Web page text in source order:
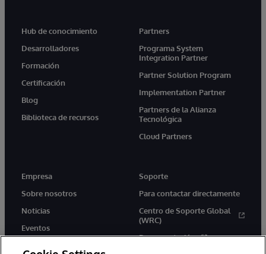
Hub de conocimiento
Desarrolladores
Formación
Certificación
Blog
Biblioteca de recursos
Partners
Programa System
Integration Partner
Partner Solution Program
Implementation Partner
Partners de la Alianza
Tecnológica
Cloud Partners
Empresa
Sobre nosotros
Noticias
Eventos
Soporte
Para contactar directamente
Centro de Soporte Global
(WRC)
Documentación